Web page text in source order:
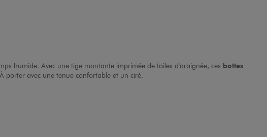
humide. Avec une tige montante imprimée de toiles d'araignée, ces bottes
porter avec une tenue confortable et un ciré.